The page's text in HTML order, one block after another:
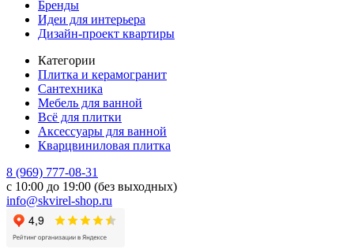
Бренды
Идеи для интерьера
Дизайн-проект квартиры
Категории
Плитка и керамогранит
Сантехника
Мебель для ванной
Всё для плитки
Аксессуары для ванной
Кварцвиниловая плитка
8 (969) 777-08-31
с 10:00 до 19:00 (без выходных)
info@skvirel-shop.ru